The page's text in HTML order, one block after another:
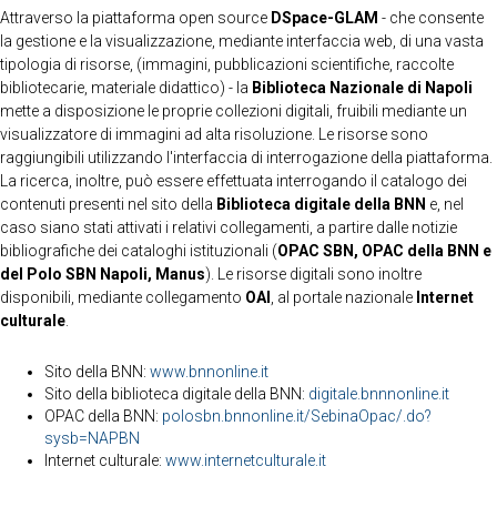
Attraverso la piattaforma open source DSpace-GLAM - che consente
la gestione e la visualizzazione, mediante interfaccia web, di una vasta
tipologia di risorse, (immagini, pubblicazioni scientifiche, raccolte
bibliotecarie, materiale didattico) - la Biblioteca Nazionale di Napoli
mette a disposizione le proprie collezioni digitali, fruibili mediante un
visualizzatore di immagini ad alta risoluzione. Le risorse sono
raggiungibili utilizzando l'interfaccia di interrogazione della piattaforma.
La ricerca, inoltre, può essere effettuata interrogando il catalogo dei
contenuti presenti nel sito della Biblioteca digitale della BNN e, nel
caso siano stati attivati i relativi collegamenti, a partire dalle notizie
bibliografiche dei cataloghi istituzionali (OPAC SBN, OPAC della BNN e
del Polo SBN Napoli, Manus). Le risorse digitali sono inoltre
disponibili, mediante collegamento OAI , al portale nazionale Internet
culturale
Sito della BNN: www.bnnonline.it
Sito della biblioteca digitale della BNN: digitale.bnnnonline.it
OPAC della BNN: polosbn.bnnonline.it/SebinaOpac/.do?
sysb=NAPBN
Internet culturale: www.internetculturale.it